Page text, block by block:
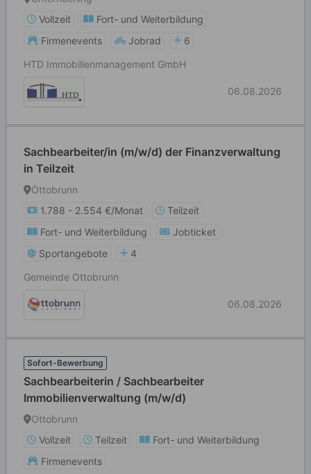
Vollzeit
Fort- und Weiterbildung
Firmenevents
Jobrad
6
HTD Immobilienmanagement GmbH
06.08.2026
Sachbearbeiter/in (m/w/d) der Finanzverwaltung
in Teilzeit
Ottobrunn
1.788 - 2.554 €/Monat
Teilzeit
Fort- und Weiterbildung
Jobticket
Sportangebote
4
Gemeinde Ottobrunn
06.08.2026
Sofort-Bewerbung
Sachbearbeiterin / Sachbearbeiter
Immobilienverwaltung (m/w/d)
Ottobrunn
Vollzeit
Teilzeit
Fort- und Weiterbildung
Firmenevents